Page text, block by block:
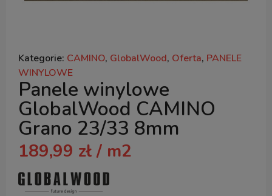
Kategorie: CAMINO, GlobalWood, Oferta, PANELE
WINYLOWE
Panele winylowe
GlobalWood CAMINO
Grano 23/33 8mm
189,99 zł / m2